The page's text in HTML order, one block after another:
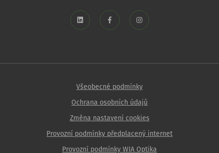
Všeobecné podmínky
Ochrana osobních údajů
Změna nastavení cookies
Provozní podmínky předplacený internet
Provozní podmínky WIA Optika